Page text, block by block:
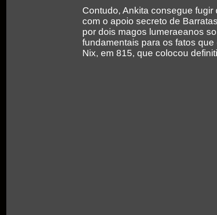
Contudo, Ankita consegue
com o apoio secreto de
por dois magos lumeraeanos
fundamentais para os fatos
Nix, em 815, que colocou